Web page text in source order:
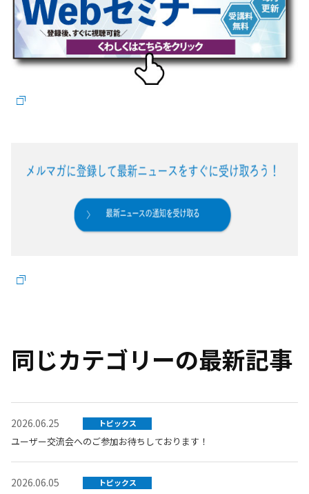
同じカテゴリーの最新記事
2026.06.25 トピックス
ユーザー交流会へのご参加お待ちしております！
2026.06.05 トピックス